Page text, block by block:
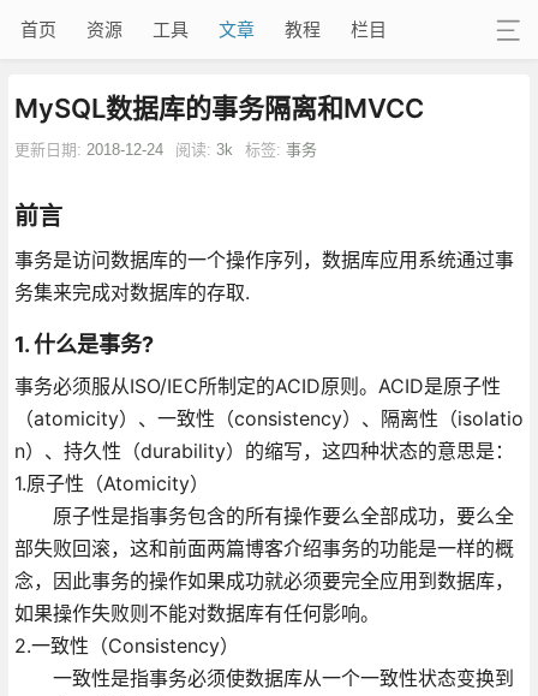
首页 资源 工具 文章 教程 栏目
MySQL数据库的事务隔离和MVCC
更新日期: 2018-12-24 阅读: 3k 标签: 事务
前言
事务是访问数据库的一个操作序列，数据库应用系统通过事
务集来完成对数据库的存取.
1. 什么是事务?
事务必须服从ISO/IEC所制定的ACID原则。ACID是原子性
（atomicity）、一致性（consistency）、隔离性（isolatio
n）、持久性（durability）的缩写，这四种状态的意思是：
1.原子性（Atomicity）
原子性是指事务包含的所有操作要么全部成功，要么全
部失败回滚，这和前面两篇博客介绍事务的功能是一样的概
念，因此事务的操作如果成功就必须要完全应用到数据库，
如果操作失败则不能对数据库有任何影响。
2.一致性（Consistency）
一致性是指事务必须使数据库从一个一致性状态变换到